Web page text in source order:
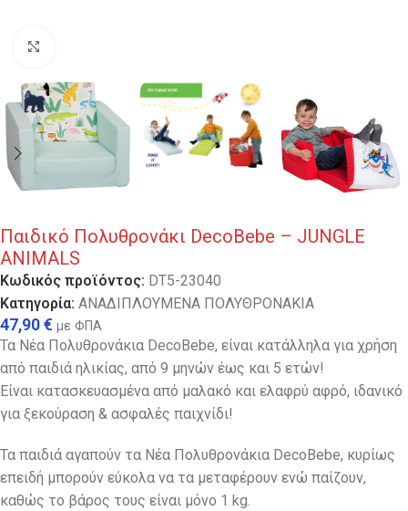
Παιδικό Πολυθρονάκι DecoBebe – JUNGLE
ANIMALS
Κωδικός προϊόντος: DT5-23040
Κατηγορία: ΑΝΑΔΙΠΛΟΥΜΕΝΑ ΠΟΛΥΘΡΟΝΑΚΙΑ
47,90€ με ΦΠΑ
Τα Νέα Πολυθρονάκια DecoBebe, είναι κατάλληλα για χρήση
από παιδιά ηλικίας, από 9 μηνών έως και 5 ετών!
Είναι κατασκευασμένα από μαλακό και ελαφρύ αφρό, ιδανικό
για ξεκούραση & ασφαλές παιχνίδι!
Τα παιδιά αγαπούν τα Νέα Πολυθρονάκια DecoBebe, κυρίως
επειδή μπορούν εύκολα να τα μεταφέρουν ενώ παίζουν,
καθώς το βάρος τους είναι μόνο 1 kg.